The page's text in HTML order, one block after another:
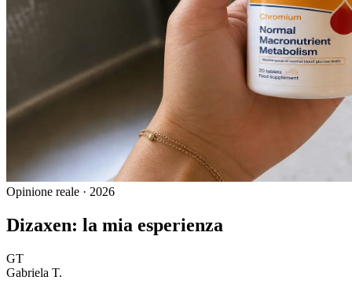
Opinione reale · 2026
Dizaxen: la mia esperienza
GT
Gabriela T.